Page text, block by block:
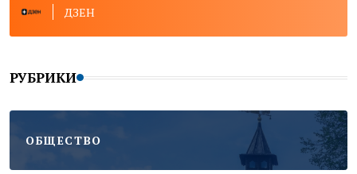
ДЗЕН
РУБРИКИ
ОБЩЕСТВО